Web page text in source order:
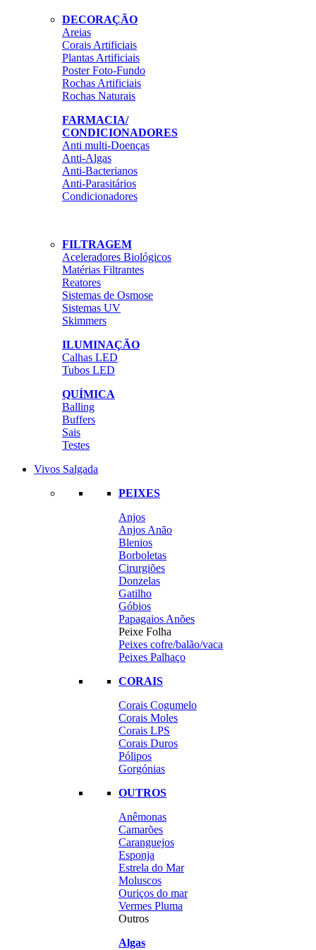
DECORAÇÃO
Areias
Corais Artificiais
Plantas Artificiais
Poster Foto-Fundo
Rochas Artificiais
Rochas Naturais
FARMACIA/
CONDICIONADORES
Anti multi-Doenças
Anti-Algas
Anti-Bacterianos
Anti-Parasitários
Condicionadores
FILTRAGEM
Aceleradores Biológicos
Matérias Filtrantes
Reatores
Sistemas de Osmose
Sistemas UV
Skimmers
ILUMINAÇÃO
Calhas LED
Tubos LED
QUÍMICA
Balling
Buffers
Sais
Testes
Vivos Salgada
PEIXES
Anjos
Anjos Anão
Blenios
Borboletas
Cirurgiões
Donzelas
Gatilho
Góbios
Papagaios Anões
Peixe Folha
Peixes cofre/balão/vaca
Peixes Palhaço
CORAIS
Corais Cogumelo
Corais Moles
Corais LPS
Corais Duros
Pólipos
Gorgónias
OUTROS
Anêmonas
Camarões
Caranguejos
Esponja
Estrela do Mar
Moluscos
Ouriços do mar
Vermes Pluma
Outros
Algas